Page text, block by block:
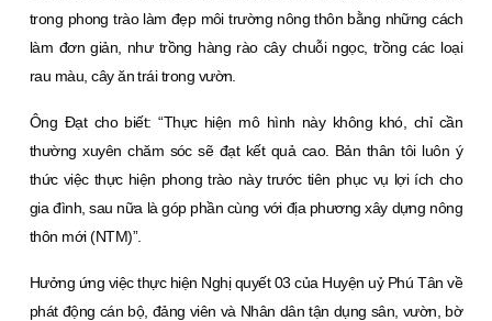
trong phong trào làm đẹp môi trường nông thôn bằng những cách
làm đơn giản, như trồng hàng rào cây chuỗi ngọc, trồng các loại
rau màu, cây ăn trái trong vườn.
Ông Ðạt cho biết: “Thực hiện mô hình này không khó, chỉ cần
thường xuyên chăm sóc sẽ đạt kết quả cao. Bản thân tôi luôn ý
thức việc thực hiện phong trào này trước tiên phục vụ lợi ích cho
gia đình, sau nữa là góp phần cùng với địa phương xây dựng nông
thôn mới (NTM)”.
Hưởng ứng việc thực hiện Nghị quyết 03 của Huyện uỷ Phú Tân về
phát động cán bộ, đảng viên và Nhân dân tận dụng sân, vườn, bờ